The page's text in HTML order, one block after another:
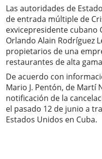
Las autoridades de
de entrada múltiple de
exvicepresidente cubano
Orlando Alain Rodríguez
propietarios de una
restaurantes de alta
De acuerdo con
Mario J. Pentón, de Martí
notificación de la
el pasado 12 de junio a
Estados Unidos en Cuba.